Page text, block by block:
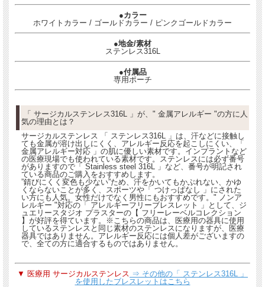
●カラー
ホワイトカラー / ゴールドカラー / ピンクゴールドカラー
●地金/素材
ステンレス316L
●付属品
専用ポーチ
「 サージカルステンレス316L 」が、" 金属アレルギー "の方に人
気の理由とは？
サージカルステンレス 「 ステンレス316L 」は、汗などに接触し
ても金属が溶け出しにくく、アレルギー反応を起こしにくい、「
金属アレルギー対応 」の肌に優しい素材です。インプラントなど
の医療現場でも使われている素材です。ステンレスには必ず番号
がありますので「 Stainless steel 316L 」など、番号が明記され
ている商品のご購入をおすすめします。
”錆びにくく変色も少ない”ため、汗をかいてもかぶれない、かゆ
くならないことが多く、スポーツや「 つけっぱなし 」にされた
い方にも人気。女性だけでなく男性にもおすすめです。" ノンア
レルギー "対応の「 アレルギーフリーブレスレット 」として、ジ
ュエリースタジオ プラスターの【 フリーレーベルコレクション
】が好評を得ています。
※こちらの商品は、医療用の器具に使用
しているステンレスと同じ素材のステンレスになりますが、医療
器具ではありません。アレルギー反応には個人差がございますの
で、全ての方に適合するものではありません。
▼ 医療用 サージカルステンレス ⇒ その他の「 ステンレス316L 」
を使用したブレスレットはこちら